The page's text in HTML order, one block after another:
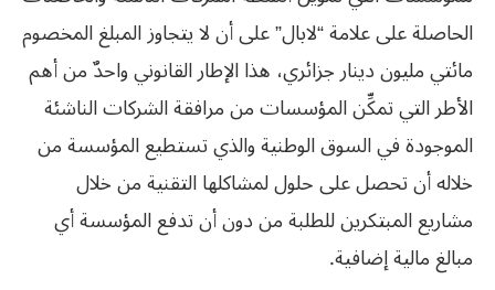
الحاصلة على علامة “لابال” على أن لا يتجاوز المبلغ المخصوم
مائتي مليون دينار جزائري، هذا الإطار القانوني واحدٌ من أهم
الأطر التي تمكِّن المؤسسات من مرافقة الشركات الناشئة
الموجودة في السوق الوطنية والذي تستطيع المؤسسة من
خلاله أن تحصل على حلول لمشاكلها التقنية من خلال
مشاريع المبتكرين للطلبة من دون أن تدفع المؤسسة أي
مبالغ مالية إضافية.